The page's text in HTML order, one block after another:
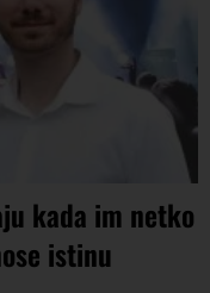
kada im netko
istinu